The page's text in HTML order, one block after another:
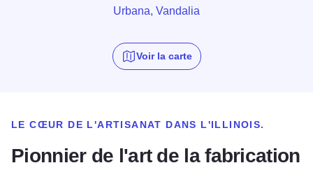
Urbana, Vandalia
Voir la carte
LE CŒUR DE L'ARTISANAT DANS L'ILLINOIS.
Pionnier de l'art de la fabrication